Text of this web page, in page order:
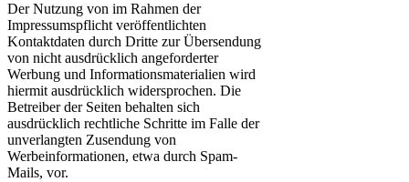
Der Nutzung von im Rahmen der
Impressumspflicht veröffentlichten
Kontaktdaten durch Dritte zur Übersendung
von nicht ausdrücklich angeforderter
Werbung und Informationsmaterialien wird
hiermit ausdrücklich widersprochen. Die
Betreiber der Seiten behalten sich
ausdrücklich rechtliche Schritte im Falle der
unverlangten Zusendung von
Werbeinformationen, etwa durch Spam-
Mails, vor.